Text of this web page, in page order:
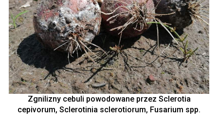
Zgnilizny cebuli powodowane przez Sclerotia
cepivorum, Sclerotinia sclerotiorum, Fusarium spp.